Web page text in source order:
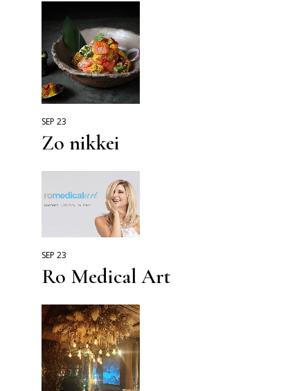
SEP 23
Zo nikkei
SEP 23
Ro Medical Art